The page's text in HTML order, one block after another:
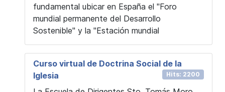
fundamental ubicar en España el "Foro
mundial permanente del Desarrollo
Sostenible" y la "Estación mundial
Curso virtual de Doctrina Social de la
Iglesia
Hits: 2200